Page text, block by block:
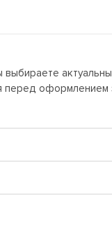
выбираете
перед оформлением